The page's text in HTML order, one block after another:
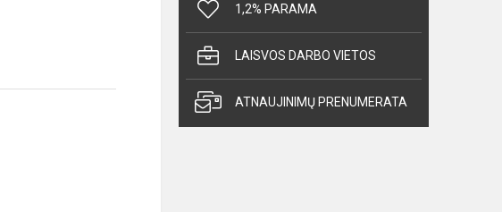
1,2% PARAMA
LAISVOS DARBO VIETOS
ATNAUJINIMŲ PRENUMERATA